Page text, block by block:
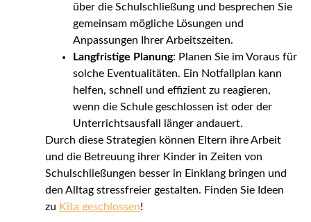
über die Schulschließung und besprechen Sie
gemeinsam mögliche Lösungen und
Anpassungen Ihrer Arbeitszeiten.
Langfristige Planung: Planen Sie im Voraus für
solche Eventualitäten. Ein Notfallplan kann
helfen, schnell und effizient zu reagieren,
wenn die Schule geschlossen ist oder der
Unterrichtsausfall länger andauert.
Durch diese Strategien können Eltern ihre Arbeit
und die Betreuung ihrer Kinder in Zeiten von
Schulschließungen besser in Einklang bringen und
den Alltag stressfreier gestalten. Finden Sie Ideen
zu Kita geschlossen!